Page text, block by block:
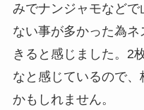
みでナンジャモなど
ない事が多かった為
きると感じました。2
なと感じているので
かもしれません。